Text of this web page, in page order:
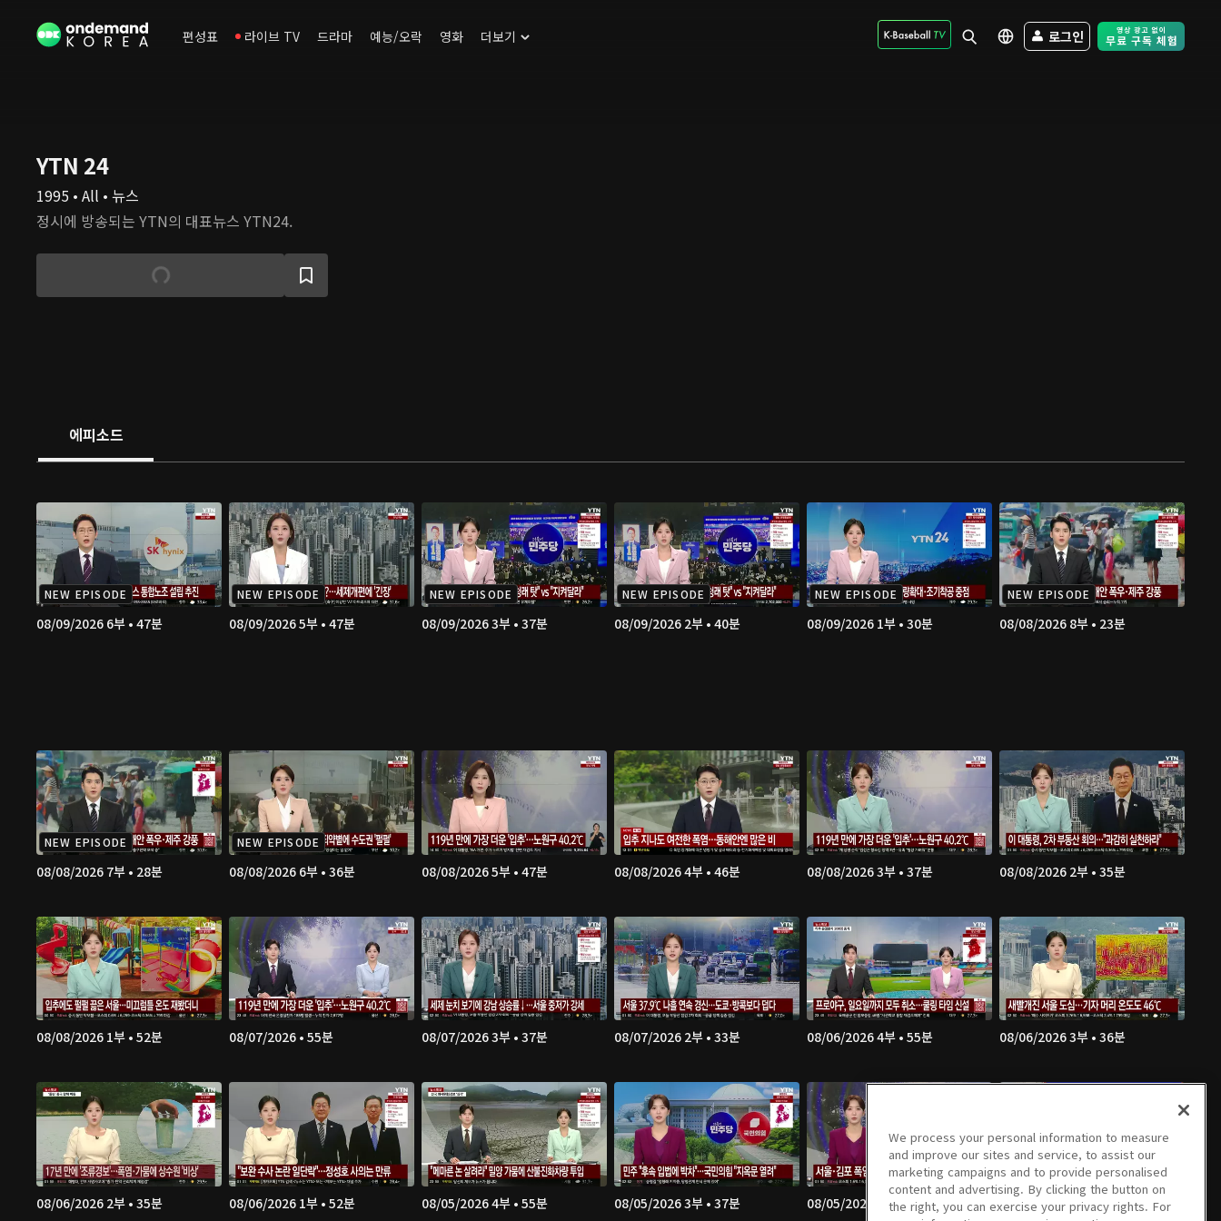
편성표 라이브 TV 드라마 예능/오락 영화 더보기 로그인 Free Trial -
YTN 24
1995 • All • 뉴스
정시에 방송되는 YTN의 대표뉴스 YTN24.
에피소드
NEW EPISODE
08/09/2026 6부 • 47분
NEW EPISODE
08/09/2026 5부 • 47분
NEW EPISODE
08/09/2026 3부 • 37분
NEW EPISODE
08/09/2026 2부 • 40분
NEW EPISODE
08/09/2026 1부 • 30분
NEW EPISODE
08/08/2026 8부 • 23분
NEW EPISODE
08/08/2026 7부 • 28분
NEW EPISODE
08/08/2026 6부 • 36분 08/08/2026 5부 • 47분 08/08/2026 4부 • 46분 08/08/2026 3부 • 37분 08/08/2026 2부 • 35분
08/08/2026 1부 • 52분 08/07/2026 • 55분 08/07/2026 3부 • 37분 08/07/2026 2부 • 33분 08/06/2026 4부 • 55분 08/06/2026 3부 • 36분
08/06/2026 2부 • 35분 08/06/2026 1부 • 52분 08/05/2026 4부 • 55분 08/05/2026 3부 • 37분 08/05/2026 2부 • 34분 08/05/2026 1부 • 51분
We process your personal information to measure
and improve our sites and service, to assist our
marketing campaigns and to provide personalised
content and advertising. By clicking the button on
the right, you can exercise your privacy rights. For